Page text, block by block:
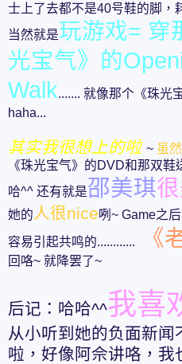
士上了去都不是40号鞋的脚，
当然就是玩游戏= 穿
光宝气》的
Walk....... 就像那个《珠光
haha...
其实我很想上的啦 ~ 虽
《珠光宝气》的DVD和那双
哈^^ 还有就是邵美琪
她的人很nice咧~ Game之
容易引起共鸣的............
《
回咯~ 就降罢了~
后记：哈哈^^我喜
从小听到她的负面新
啦，好像阿佘讲咯，我